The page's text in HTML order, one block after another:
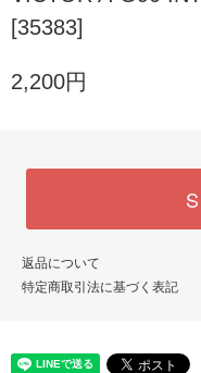
[35383]
2,200円
返品について
特定商取引法に基づく表記